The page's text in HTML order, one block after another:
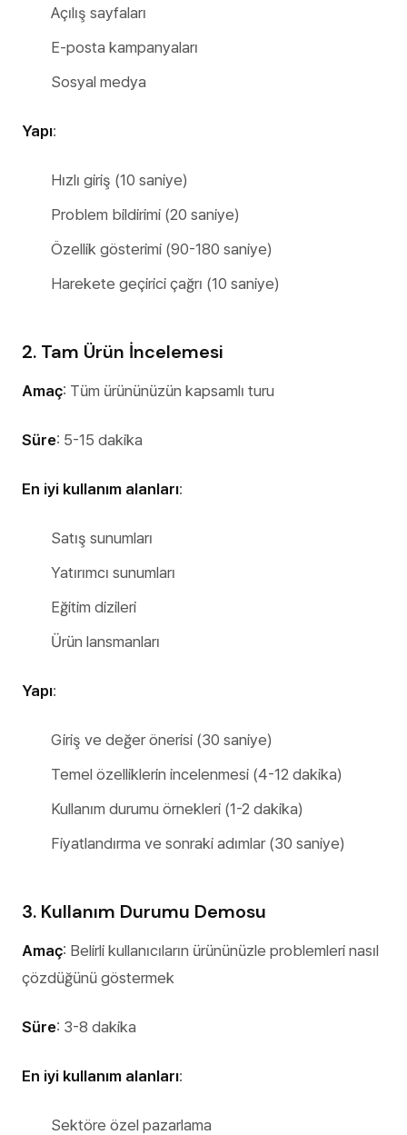
Açılış sayfaları
E-posta kampanyaları
Sosyal medya
Yapı:
Hızlı giriş (10 saniye)
Problem bildirimi (20 saniye)
Özellik gösterimi (90-180 saniye)
Harekete geçirici çağrı (10 saniye)
2. Tam Ürün İncelemesi
Amaç: Tüm ürününüzün kapsamlı turu
Süre: 5-15 dakika
En iyi kullanım alanları:
Satış sunumları
Yatırımcı sunumları
Eğitim dizileri
Ürün lansmanları
Yapı:
Giriş ve değer önerisi (30 saniye)
Temel özelliklerin incelenmesi (4-12 dakika)
Kullanım durumu örnekleri (1-2 dakika)
Fiyatlandırma ve sonraki adımlar (30 saniye)
3. Kullanım Durumu Demosu
Amaç: Belirli kullanıcıların ürününüzle problemleri nasıl
çözdüğünü göstermek
Süre: 3-8 dakika
En iyi kullanım alanları:
Sektöre özel pazarlama